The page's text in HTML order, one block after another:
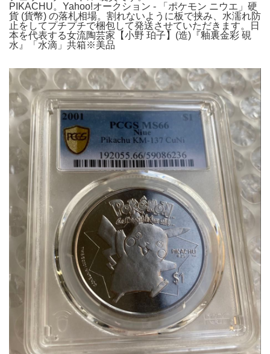
PIKACHU。Yahoo!オークション - 「ポケモン ニウエ」硬
貨 (貨幣) の落札相場。割れないように板で挟み、水濡れ防
止をしてプチプチで梱包して発送させていただきます。日
本を代表する女流陶芸家【小野 珀子】(造)『釉裏金彩 硯
水』「水滴」共箱※美品